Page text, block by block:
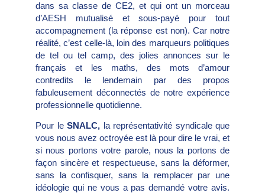
dans sa classe de CE2, et qui ont un morceau
d’AESH mutualisé et sous-payé pour tout
accompagnement (la réponse est non). Car notre
réalité, c’est celle-là, loin des marqueurs politiques
de tel ou tel camp, des jolies annonces sur le
français et les maths, des mots d’amour
contredits le lendemain par des propos
fabuleusement déconnectés de notre expérience
professionnelle quotidienne.
Pour le SNALC, la représentativité syndicale que
vous nous avez octroyée est là pour dire le vrai, et
si nous portons votre parole, nous la portons de
façon sincère et respectueuse, sans la déformer,
sans la confisquer, sans la remplacer par une
idéologie qui ne vous a pas demandé votre avis.